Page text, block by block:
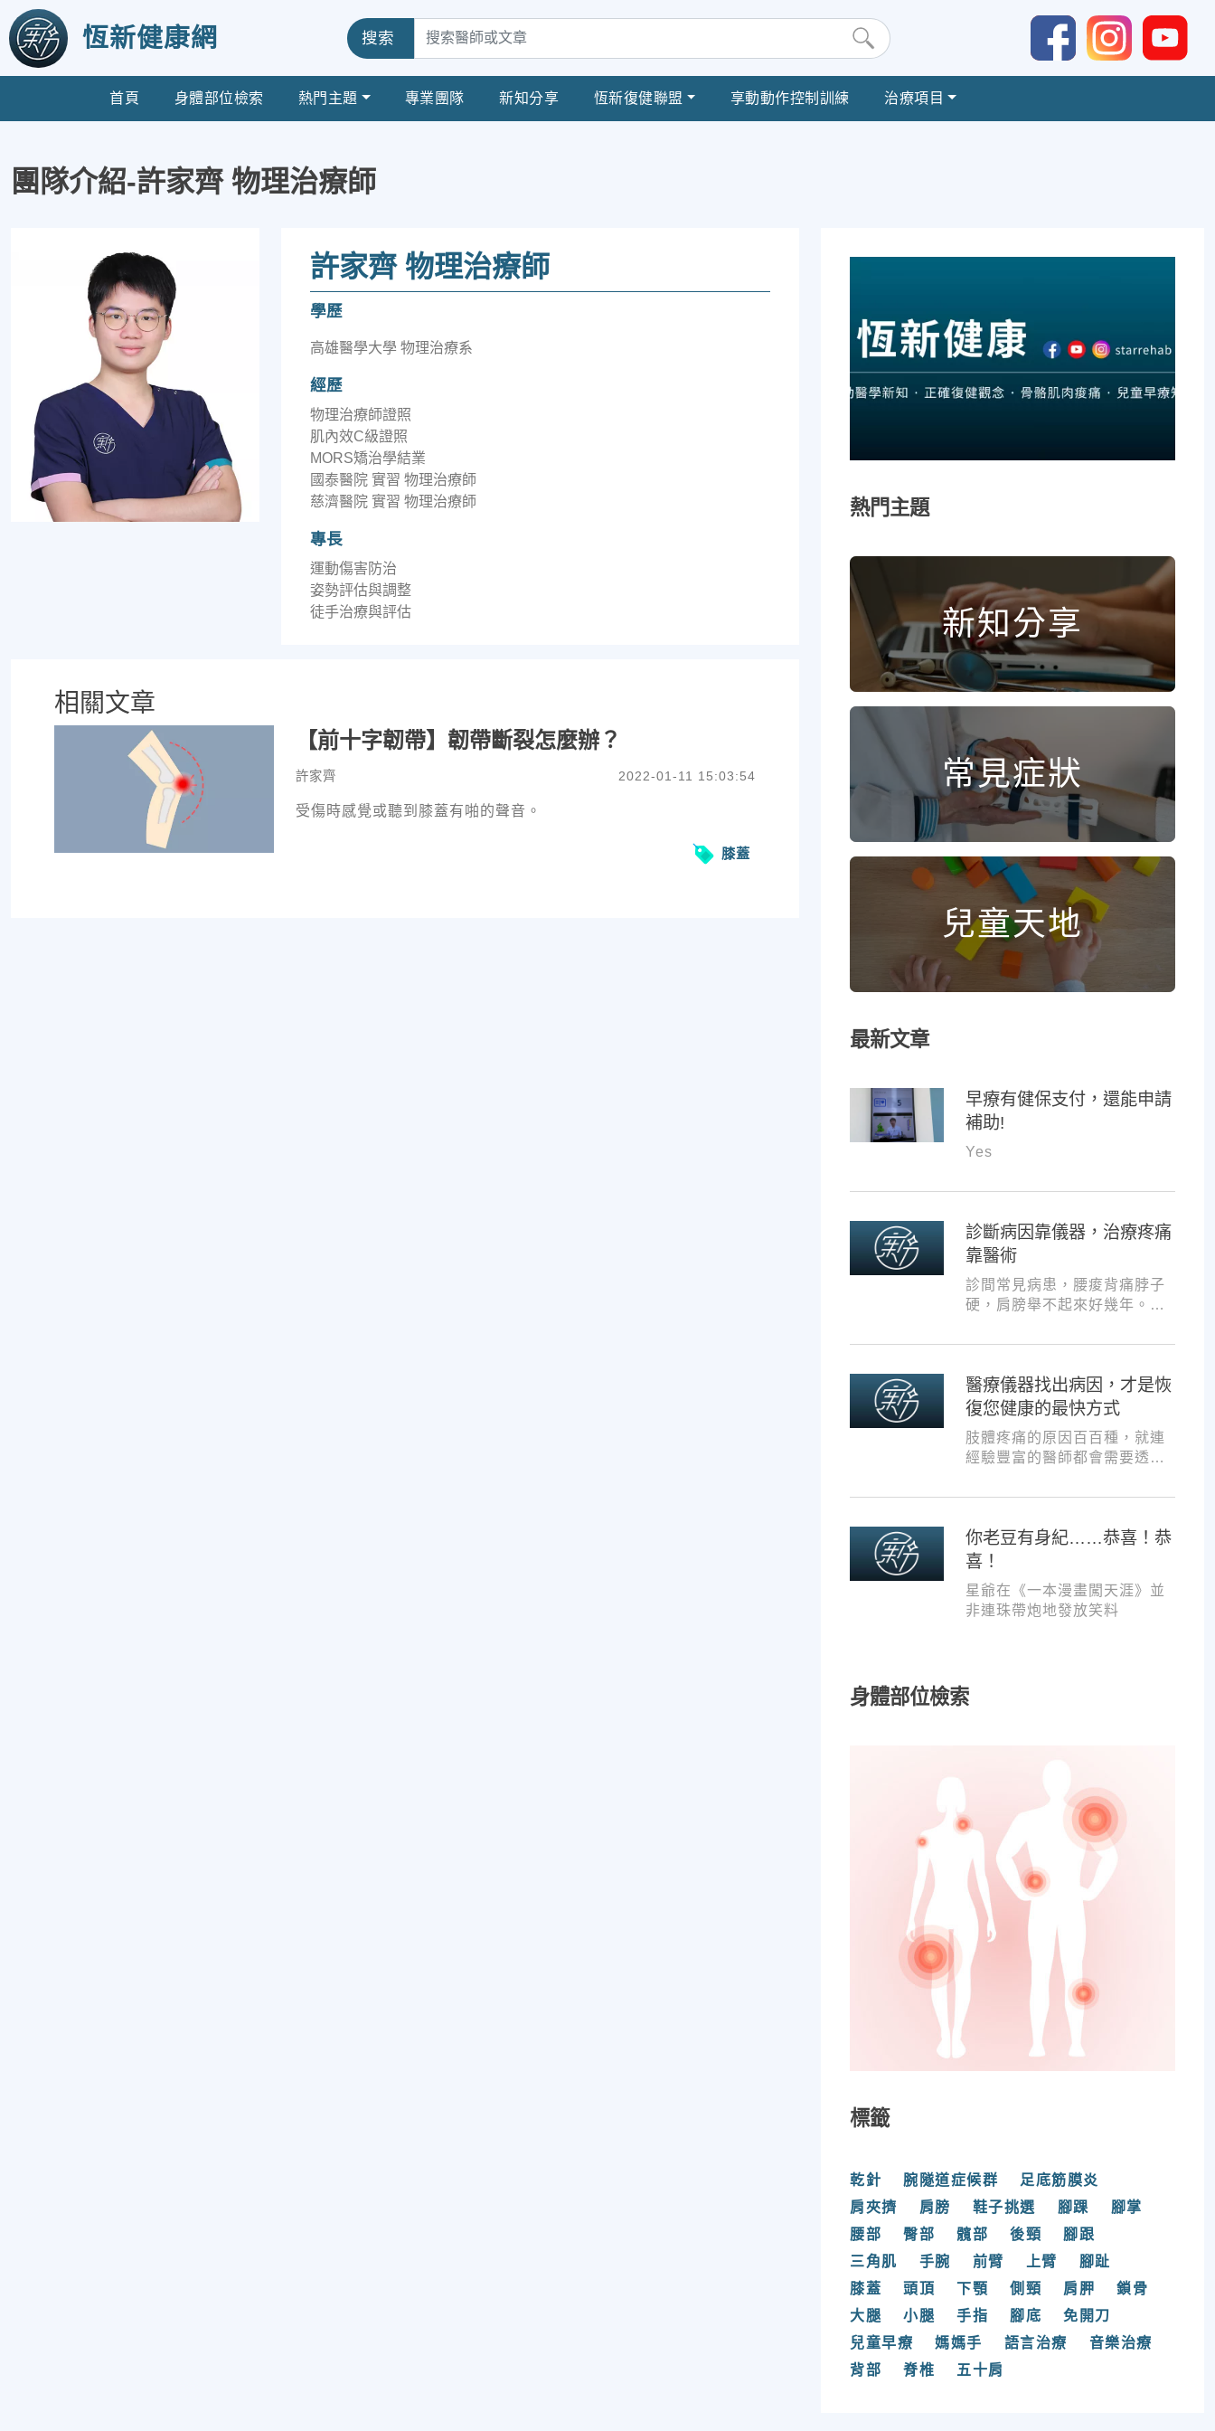
恆新健康網 搜索
首頁 身體部位檢索 熱門主題 專業團隊 新知分享 恆新復健聯盟 享動動作控制訓練 治療項目
團隊介紹-許家齊 物理治療師
許家齊 物理治療師
學歷
高雄醫學大學 物理治療系
經歷
物理治療師證照
肌內效C級證照
MORS矯治學結業
國泰醫院 實習 物理治療師
慈濟醫院 實習 物理治療師
專長
運動傷害防治
姿勢評估與調整
徒手治療與評估
相關文章
【前十字韌帶】韌帶斷裂怎麼辦？
許家齊 2022-01-11 15:03:54
受傷時感覺或聽到膝蓋有啪的聲音。
膝蓋
熱門主題
新知分享
常見症狀
兒童天地
最新文章
早療有健保支付，還能申請
補助!
Yes
診斷病因靠儀器，治療疼痛
靠醫術
診間常見病患，腰痠背痛脖子
硬，肩膀舉不起來好幾年。試
品，但疼痛總是時好時壞。
醫療儀器找出病因，才是恢
復您健康的最快方式
肢體疼痛的原因百百種，就連
經驗豐富的醫師都會需要透過
一對一對症治療。如果沒有第
行多少次推拿、按摩，都難以
讓您徹底擺脫不適。
你老豆有身紀……恭喜！恭
喜！
星爺在《一本漫畫闖天涯》並
非連珠帶炮地發放笑料
身體部位檢索
標籤
乾針 腕隧道症候群
足底筋膜炎
肩夾擠
肩膀 鞋子挑選 腳踝
腳掌
腰部
臀部 髖部 後頸
腳跟
三角肌
手腕 前臂 上臂
腳趾
膝蓋
頭頂 下顎 側頸 肩胛
鎖骨
大腿
小腿 手指 腳底
免開刀
兒童早療
媽媽手 語言治療
音樂治療
背部
脊椎 五十肩